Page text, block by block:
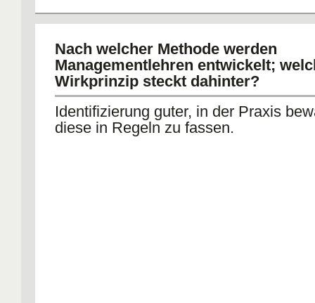
Nach welcher Methode werden
Managementlehren entwickelt;
Wirkprinzip steckt dahinter?
Identifizierung guter, in der Praxis
diese in Regeln zu fassen.